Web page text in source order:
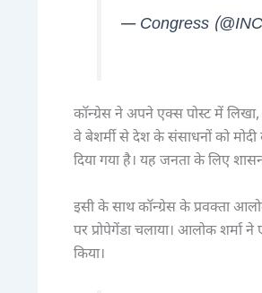
— Congress
कॉन्ग्रेस ने अपने एक्स पोस्ट में लिखा,
वे बेशर्मी से देश के संसाधनों को
दिया गया है। यह जनता के लिए
इसी के साथ कॉन्ग्रेस के प्रवक्ता
पर प्रोपेगेंडा चलाया। आलोक शर्मा
किया।